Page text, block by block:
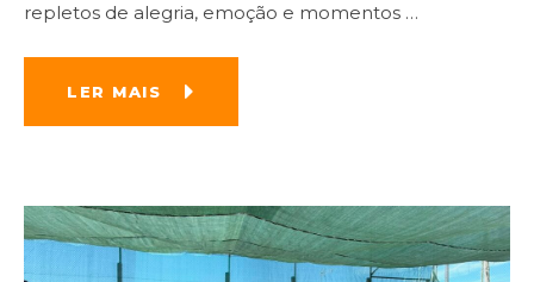
repletos de alegria, emoção e momentos …
LER MAIS